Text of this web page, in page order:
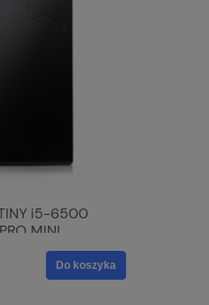
i5-6500
MINI
Do koszyka